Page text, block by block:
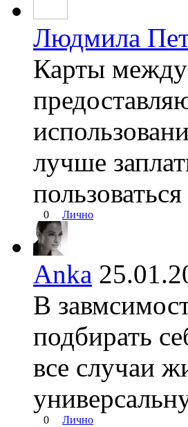
Людмила
Карты
лучше
0 Лично
Anka
В
подбирать
все случаи
0 Лично